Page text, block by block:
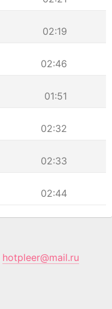
02:19
02:46
01:51
02:32
02:33
02:44
hotpleer@mail.ru